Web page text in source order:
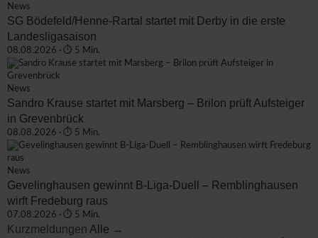
News
SG Bödefeld/Henne-Rartal startet mit Derby in die erste
Landesligasaison
08.08.2026 · ⏱ 5 Min.
News
Sandro Krause startet mit Marsberg – Brilon prüft Aufsteiger
in Grevenbrück
08.08.2026 · ⏱ 5 Min.
News
Gevelinghausen gewinnt B-Liga-Duell – Remblinghausen
wirft Fredeburg raus
07.08.2026 · ⏱ 5 Min.
Kurzmeldungen Alle →